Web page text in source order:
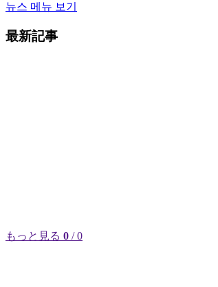
뉴스 메뉴 보기
最新記事
もっと見る 0 / 0